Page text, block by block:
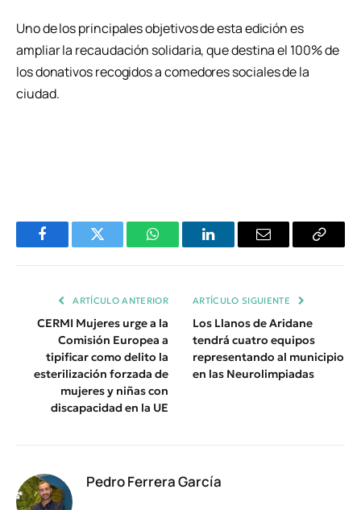
Uno de los principales objetivos de esta edición es
ampliar la recaudación solidaria, que destina el 100% de
los donativos recogidos a comedores sociales de la
ciudad.
FacebookTwitter WhatsAppLinkedInEmail
Copiar
ARTÍCULO ANTERIOR
CERMI Mujeres urge a la
Comisión Europea a
tipificar como delito la
esterilización forzada de
mujeres y niñas con
discapacidad en la UE
ARTÍCULO SIGUIENTE
Los Llanos de Aridane
tendrá cuatro equipos
representando al municipio
en las Neurolimpiadas
Pedro Ferrera García